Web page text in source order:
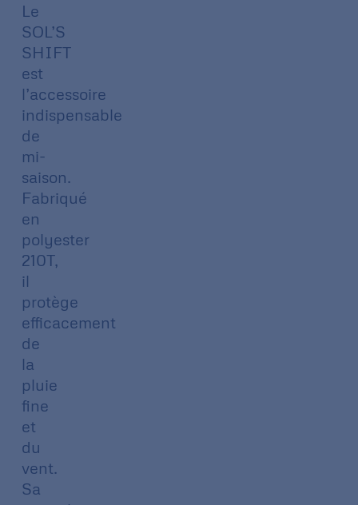
Le
SOL’S
SHIFT
est
l’accessoire
indispensable
de
mi-
saison.
Fabriqué
en
polyester
210T,
il
protège
efficacement
de
la
pluie
fine
et
du
vent.
Sa